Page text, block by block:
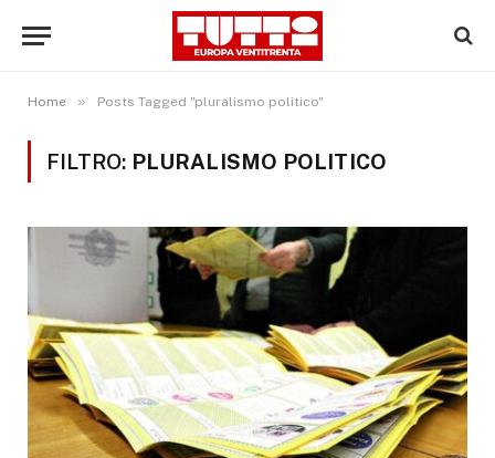
Home » Posts Tagged "pluralismo politico"
FILTRO: PLURALISMO POLITICO